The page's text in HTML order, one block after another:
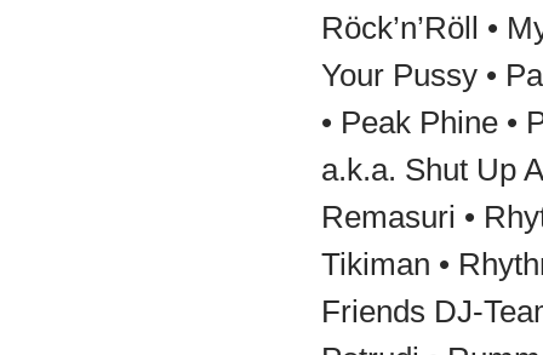
Röck’n’Röll •
Your Pussy •
• Peak Phine •
a.k.a. Shut Up
Remasuri •
Tikiman •
Friends DJ-